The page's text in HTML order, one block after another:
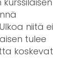
niitä ei
tulee
koskevat